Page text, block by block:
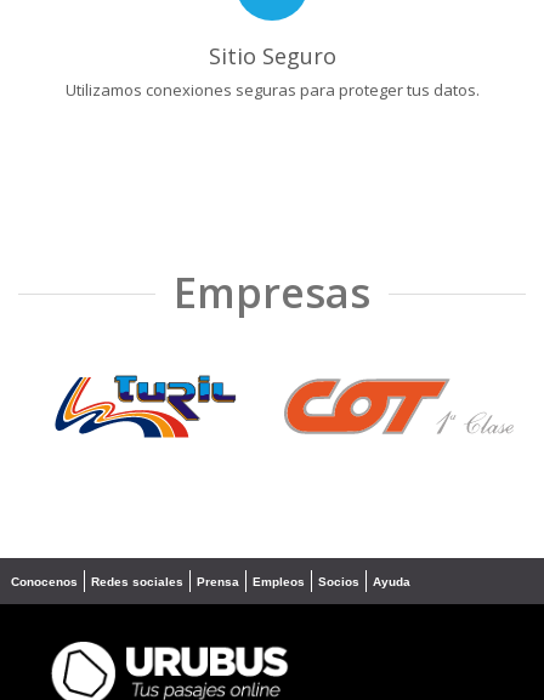
Sitio Seguro
Utilizamos conexiones seguras para proteger tus datos.
Empresas
❮ ❯
Conocenos Redes sociales Prensa Empleos Socios Ayuda